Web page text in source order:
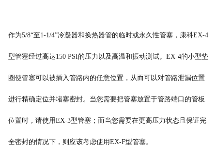
作为5/8“至1-1/4”冷凝器和换热器管的临时或永久性管塞， 康科EX-4
型管塞经过高达150 PSI的压力 以及高温和振动测试。 EX-4的小型垫
圈使管塞可以被插入管路内的任意位置，从而可以对管路泄漏位置
进行精确定位并堵塞密封。 当您需要把管塞放置于管路端口的管板
位置时，请使用EX-3型管塞；而当您需要在更高压力状态且保证完
全密封的情况下，则应该考虑使用EX-F型管塞。